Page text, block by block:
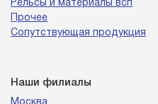
Рельсы и материалы всп
Прочее
Сопутствующая продукция
Наши филиалы